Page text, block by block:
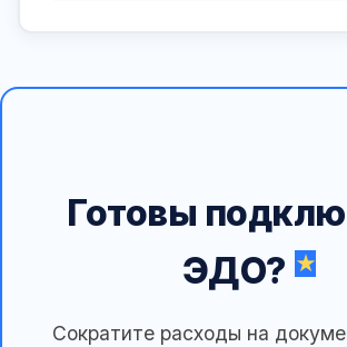
Готовы
ЭДО?
Сократите расходы на